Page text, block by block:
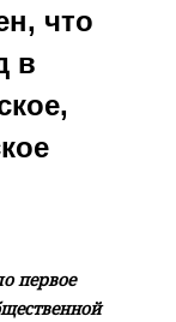
что
в
первое